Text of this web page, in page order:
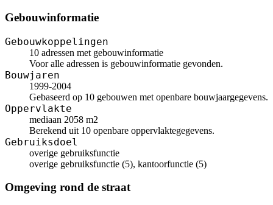
Gebouwinformatie
Gebouwkoppelingen
10 adressen met gebouwinformatie
Voor alle adressen is gebouwinformatie gevonden.
Bouwjaren
1999-2004
Gebaseerd op 10 gebouwen met openbare bouwjaargegevens.
Oppervlakte
mediaan 2058 m2
Berekend uit 10 openbare oppervlaktegegevens.
Gebruiksdoel
overige gebruiksfunctie
overige gebruiksfunctie (5), kantoorfunctie (5)
Omgeving rond de straat